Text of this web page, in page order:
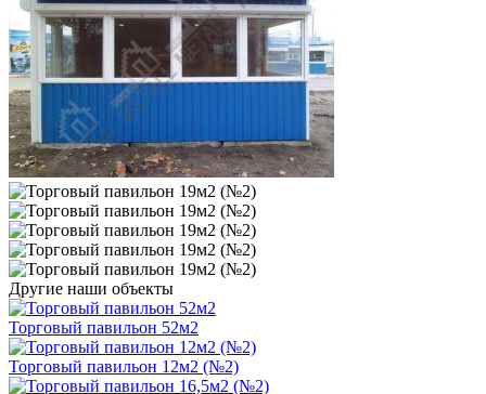
Другие наши объекты
Торговый павильон 52м2
Торговый павильон 12м2 (№2)